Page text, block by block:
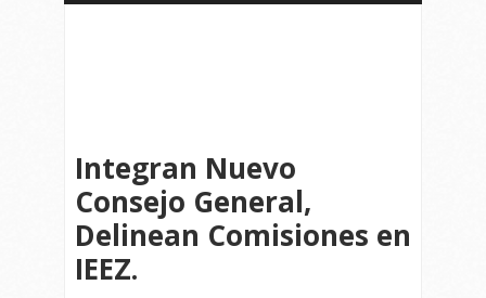
Integran Nuevo
Consejo General,
Delinean Comisiones en
IEEZ.